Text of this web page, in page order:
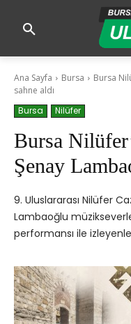
Ana Sayfa Bursa
Bursa
sahne aldı
Bursa
Nilüfer
Bursa
Şenay
9. Uluslararası Nilüfer
Lambaoğlu
performansı ile